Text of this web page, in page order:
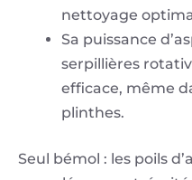
nettoyage
Sa puissance
serpillières
efficace, même
plinthes.
Seul bémol : les poils